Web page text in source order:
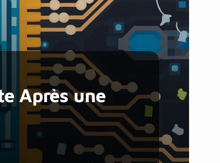
Après une
Travail & Productivité
Voyage